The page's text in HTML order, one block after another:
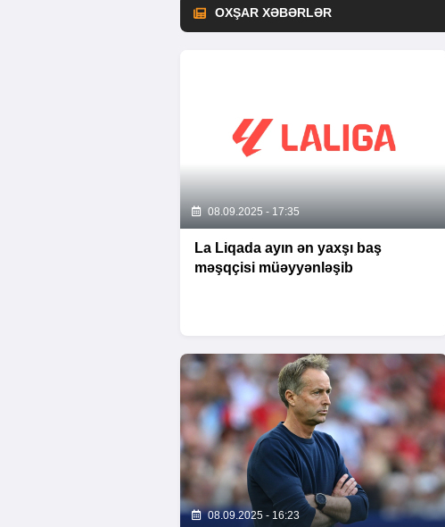
OXŞAR XƏBƏRLƏR
08.09.2025 - 17:35
La Liqada ayın ən yaxşı baş
məşqçisi müəyyənləşib
08.09.2025 - 16:23